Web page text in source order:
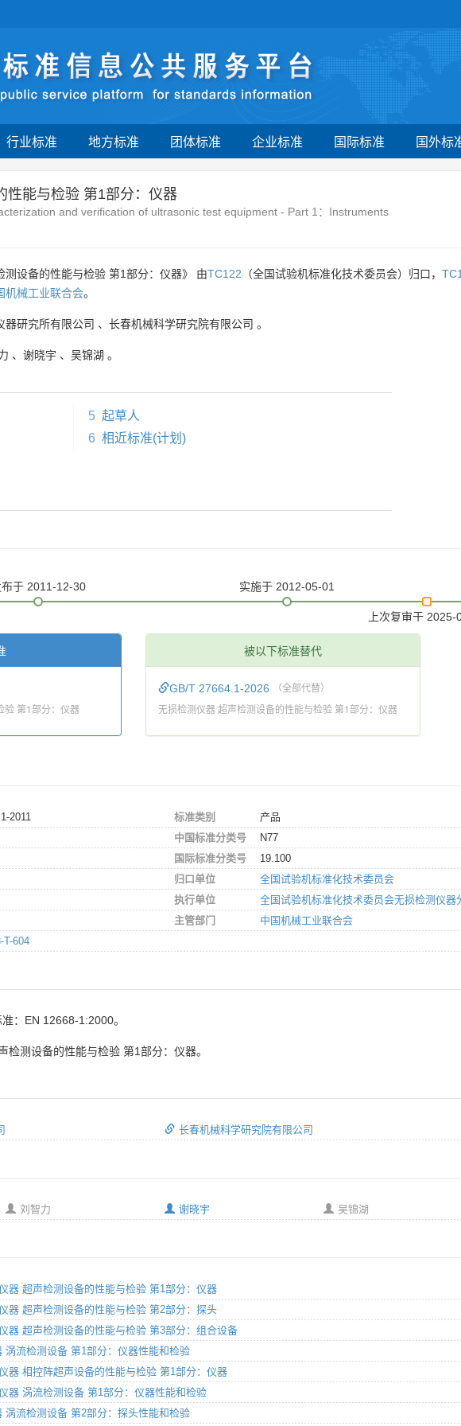
行业标准 地方标准 团体标准 企业标准 国际标准 国外标
性能与检验 第1部分：仪器
and verification of ultrasonic test equipment - Part 1：Instruments
测设备的性能与检验 第1部分：仪器》 由TC122 （全国试验机标准化技术委员会）归口，
机械工业联合会。
器研究所有限公司 、 长春机械科学研究院有限公司 。
、 谢晓宇 、 吴锦湖 。
5 起草人
6 相近标准(计划)
布于 2011-12-30 实施于 2012-05-01
上次复审于 2025-
验 第1部分：仪器
被以下标准替代
GB/T 27664.1-2026 （全部代替）
无损检测仪器 超声检测设备的性能与检验 第1部分：仪器
2011
T-604
标准类别
产品
中国标准分类号
N77
国际标准分类号
19.100
归口单位
全国试验机标准化技术委员会
执行单位
全国试验机标准化技术委员会无损检测仪器
主管部门
中国机械工业联合会
：EN 12668-1:2000。
检测设备的性能与检验 第1部分：仪器。
长春机械科学研究院有限公司
刘智力 谢晓宇 吴锦湖
器 超声检测设备的性能与检验 第1部分：仪器
器 超声检测设备的性能与检验 第2部分：探头
器 超声检测设备的性能与检验 第3部分：组合设备
涡流检测设备 第1部分：仪器性能和检验
器 相控阵超声设备的性能与检验 第1部分：仪器
器 涡流检测设备 第1部分：仪器性能和检验
涡流检测设备 第2部分：探头性能和检验